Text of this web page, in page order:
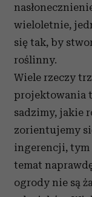
wieloletnie,
się tak, by
roślinny.
Wiele rzeczy
projektowania
sadzimy, jakie
zorientujemy
ingerencji, tym
temat
ogrody nie są